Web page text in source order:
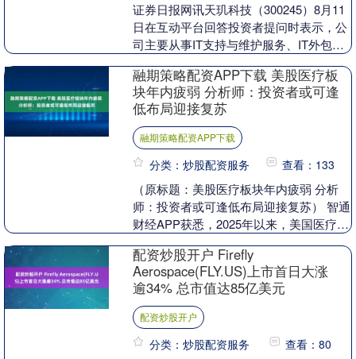
证券日报网讯天玑科技（300245）8月11
日在互动平台回答投资者提问时表示，公
司主要从事IT支持与维护服务、IT外包服
销....
融期策略配资APP下载 美股医疗板
块年内疲弱 分析师：投资者或可逢
低布局迎接复苏
融期策略配资APP下载
分类：炒股配资服务 查看：133
（原标题：美股医疗板块年内疲弱 分析
师：投资者或可逢低布局迎接复苏） 智通
财经APP获悉，2025年以来，美国医疗板
佛“久病....
配资炒股开户 Firefly
Aerospace(FLY.US)上市首日大涨
逾34% 总市值达85亿美元
配资炒股开户
分类：炒股配资服务 查看：80